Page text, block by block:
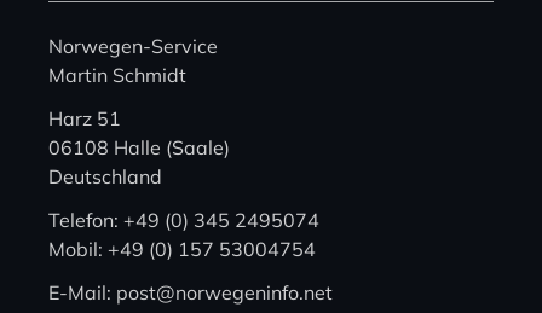
Norwegen-Service
Martin Schmidt
Harz 51
06108 Halle (Saale)
Deutschland
Telefon: +49 (0) 345 2495074
Mobil: +49 (0) 157 53004754
E-Mail: post@norwegeninfo.net